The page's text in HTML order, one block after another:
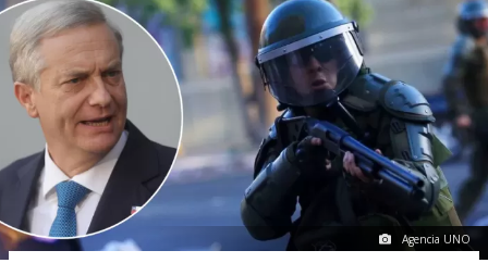
Agencia UNO